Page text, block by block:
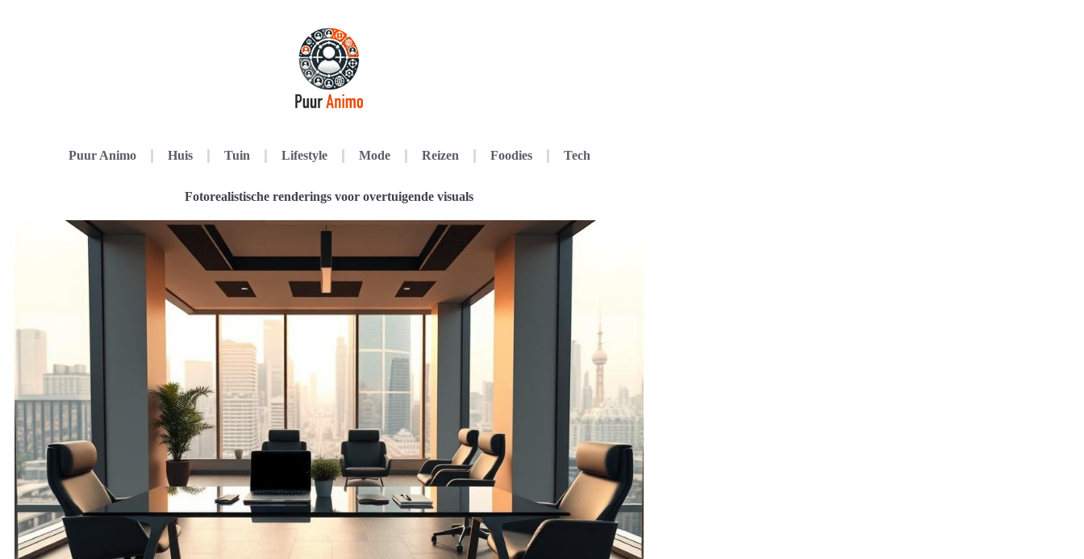
Puur Animo Huis Tuin Lifestyle Mode Reizen Foodies Tech
Fotorealistische renderings voor overtuigende visuals